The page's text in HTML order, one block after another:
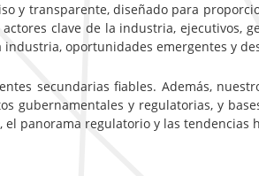
y transparente, diseñado para
clave de la industria,
oportunidades emergentes y
secundarias fiables. Además,
gubernamentales y regulatorias, y
panorama regulatorio y las